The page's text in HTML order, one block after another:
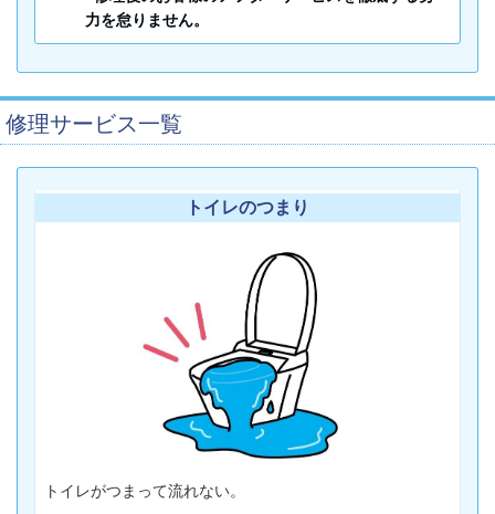
力を怠りません。
修理サービス一覧
トイレのつまり
トイレがつまって流れない。